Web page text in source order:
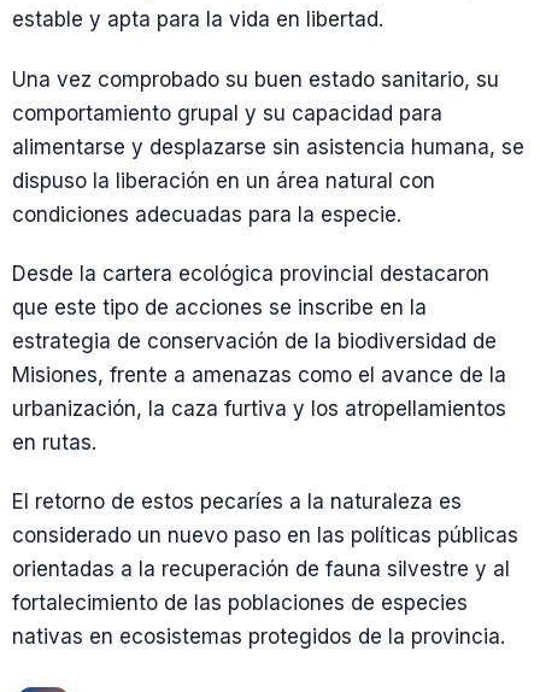
estable y apta para la vida en libertad.
Una vez comprobado su buen estado sanitario, su
comportamiento grupal y su capacidad para
alimentarse y desplazarse sin asistencia humana, se
dispuso la liberación en un área natural con
condiciones adecuadas para la especie.
Desde la cartera ecológica provincial destacaron
que este tipo de acciones se inscribe en la
estrategia de conservación de la biodiversidad de
Misiones, frente a amenazas como el avance de la
urbanización, la caza furtiva y los atropellamientos
en rutas.
El retorno de estos pecaríes a la naturaleza es
considerado un nuevo paso en las políticas públicas
orientadas a la recuperación de fauna silvestre y al
fortalecimiento de las poblaciones de especies
nativas en ecosistemas protegidos de la provincia.